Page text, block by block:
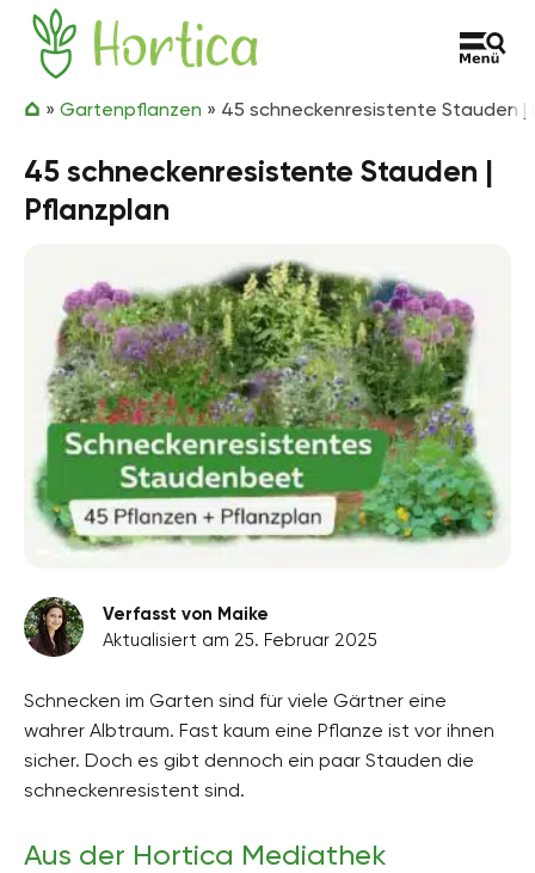
Zum Inhalt springen
Hortica
» Gartenpflanzen » 45 schneckenresistente Stauden |
45 schneckenresistente Stauden |
Pflanzplan
Verfasst von Maike
Aktualisiert am 25. Februar 2025
Schnecken im Garten sind für viele Gärtner eine
wahrer Albtraum. Fast kaum eine Pflanze ist vor ihnen
sicher. Doch es gibt dennoch ein paar Stauden die
schneckenresistent sind.
Aus der Hortica Mediathek